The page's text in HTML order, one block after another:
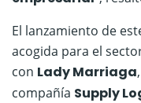
El lanzamiento de
acogida para el
con Lady Marriaga
compañía Supply